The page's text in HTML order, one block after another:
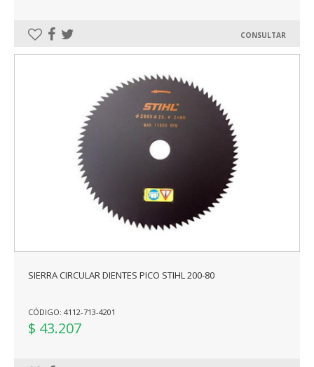
CONSULTAR
SIERRA CIRCULAR DIENTES PICO STIHL 200-80
CÓDIGO: 4112-713-4201
$ 43.207